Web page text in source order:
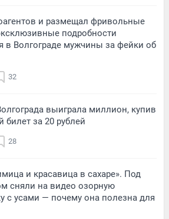
и размещал фривольные
подробности
в Волгограде мужчины за фейки об
32
выиграла миллион, купив
билет за 20 рублей
28
и красавица в сахаре». Под
сняли на видео озорную
с усами — почему она полезна для